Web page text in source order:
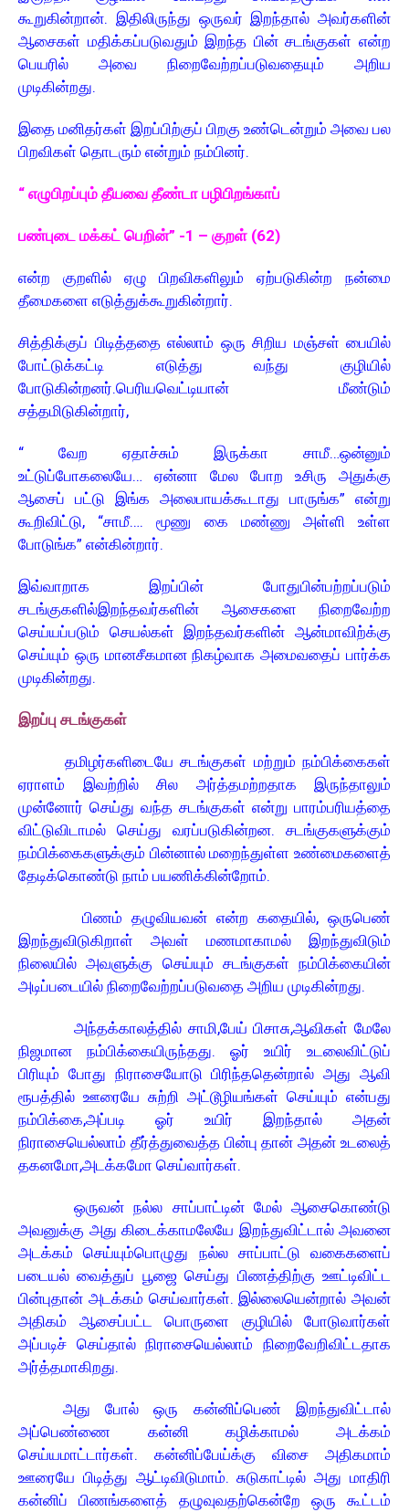
கூறுகின்றான். இதிலிருந்து ஒருவர் இறந்தால் அவர்களின்
ஆசைகள் மதிக்கப்படுவதும் இறந்த பின் சடங்குகள் என்ற
பெயரில் அவை நிறைவேற்றப்படுவதையும் அறிய
முடிகின்றது.
இதை மனிதர்கள் இறப்பிற்குப் பிறகு உண்டென்றும் அவை பல
பிறவிகள் தொடரும் என்றும் நம்பினர்.
“ எழுபிறப்பும் தீயவை தீண்டா பழிபிறங்காப்
பண்புடை மக்கட் பெறின்” -1 – குறள் (62)
என்ற குறளில் ஏழு பிறவிகளிலும் ஏற்படுகின்ற நன்மை
தீமைகளை எடுத்துக்கூறுகின்றார்.
சித்திக்குப் பிடித்ததை எல்லாம் ஒரு சிறிய மஞ்சள் பையில்
போட்டுக்கட்டி எடுத்து வந்து குழியில்
போடுகின்றனர்.பெரியவெட்டியான் மீண்டும்
சத்தமிடுகின்றார்,
“ வேற ஏதாச்சும் இருக்கா சாமீ…ஒன்னும்
உட்டுப்போகலையே… ஏன்னா மேல போற உசிரு அதுக்கு
ஆசைப் பட்டு இங்க அலைபாயக்கூடாது பாருங்க” என்று
கூறிவிட்டு, “சாமீ…. மூணு கை மண்ணு அள்ளி உள்ள
போடுங்க” என்கின்றார்.
இவ்வாறாக இறப்பின் போதுபின்பற்றப்படும்
சடங்குகளில்இறந்தவர்களின் ஆசைகளை நிறைவேற்ற
செய்யப்படும் செயல்கள் இறந்தவர்களின் ஆன்மாவிற்க்கு
செய்யும் ஒரு மானசீகமான நிகழ்வாக அமைவதைப் பார்க்க
முடிகின்றது.
இறப்பு சடங்குகள்
தமிழர்களிடையே சடங்குகள் மற்றும் நம்பிக்கைகள்
ஏராளம் இவற்றில் சில அர்த்தமற்றதாக இருந்தாலும்
முன்னோர் செய்து வந்த சடங்குகள் என்று பாரம்பரியத்தை
விட்டுவிடாமல் செய்து வரப்படுகின்றன. சடங்குகளுக்கும்
நம்பிக்கைகளுக்கும் பின்னால் மறைந்துள்ள உண்மைகளைத்
தேடிக்கொண்டு நாம் பயணிக்கின்றோம்.
பிணம் தழுவியவன் என்ற கதையில், ஒருபெண்
இறந்துவிடுகிறாள் அவள் மணமாகாமல் இறந்துவிடும்
நிலையில் அவளுக்கு செய்யும் சடங்குகள் நம்பிக்கையின்
அடிப்படையில் நிறைவேற்றப்படுவதை அறிய முடிகின்றது.
அந்தக்காலத்தில் சாமி,பேய் பிசாசு,ஆவிகள் மேலே
நிஜமான நம்பிக்கையிருந்தது. ஓர் உயிர் உடலைவிட்டுப்
பிரியும் போது நிராசையோடு பிரிந்ததென்றால் அது ஆவி
ரூபத்தில் ஊரையே சுற்றி அட்டூழியங்கள் செய்யும் என்பது
நம்பிக்கை,அப்படி ஓர் உயிர் இறந்தால் அதன்
நிராசையெல்லாம் தீர்த்துவைத்த பின்பு தான் அதன் உடலைத்
தகனமோ,அடக்கமோ செய்வார்கள்.
ஒருவன் நல்ல சாப்பாட்டின் மேல் ஆசைகொண்டு
அவனுக்கு அது கிடைக்காமலேயே இறந்துவிட்டால் அவனை
அடக்கம் செய்யும்பொழுது நல்ல சாப்பாட்டு வகைகளைப்
படையல் வைத்துப் பூஜை செய்து பிணத்திற்கு ஊட்டிவிட்ட
பின்புதான் அடக்கம் செய்வார்கள். இல்லையென்றால் அவன்
அதிகம் ஆசைப்பட்ட பொருளை குழியில் போடுவார்கள்
அப்படிச் செய்தால் நிராசையெல்லாம் நிறைவேறிவிட்டதாக
அர்த்தமாகிறது.
அது போல் ஒரு கன்னிப்பெண் இறந்துவிட்டால்
அப்பெண்ணை கன்னி கழிக்காமல் அடக்கம்
செய்யமாட்டார்கள். கன்னிப்பேய்க்கு விசை அதிகமாம்
ஊரையே பிடித்து ஆட்டிவிடுமாம். சுடுகாட்டில் அது மாதிரி
கன்னிப் பிணங்களைத் தழுவுவதற்கென்றே ஒரு கூட்டம்